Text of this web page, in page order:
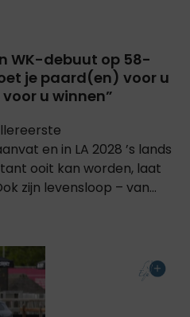
WK-debuut op 58-
je paard(en) voor u
u winnen”
en in LA 2028 ’s lands
ooit kan worden, laat
zijn levensloop – van...